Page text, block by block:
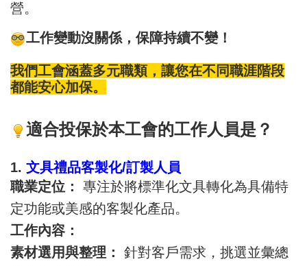
營。
工作變動沒關係，保障持續不變！
我們工會涵蓋多元職類，讓您在不同職涯階段
都能安心加保。
適合投保於本工會的工作人員是？
1. 文具禮品客製化/訂製人員
職業定位：
專注於將標準化文具轉化為具備特
定功能或美感的客製化產品。
工作內容：
素材選用與整理：
針對客戶需求，挑選並彙總